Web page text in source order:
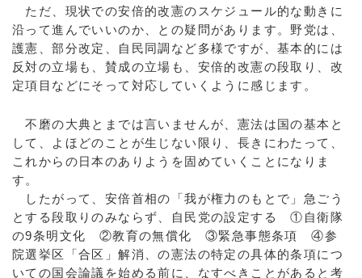
ただ、現状での安倍的改憲のスケジュール的な動きに
沿って進んでいいのか、との疑問があります。野党は、
護憲、部分改定、自民同調など多様ですが、基本的には
反対の立場も、賛成の立場も、安倍的改憲の段取り、改
定項目などにそって対応していくように感じます。
不磨の大典とまでは言いませんが、憲法は国の基本と
して、よほどのことが生じない限り、長きにわたって、
これからの日本のありようを固めていくことになりま
す。
したがって、安倍首相の「我が権力のもとで」急ごう
とする段取りのみならず、自民党の設定する ①自衛隊
の9条明文化 ②教育の無償化 ③緊急事態条項 ④参
院選挙区「合区」解消、の憲法の特定の具体的条項につ
いての国会論議を始める前に、なすべきことがあると考